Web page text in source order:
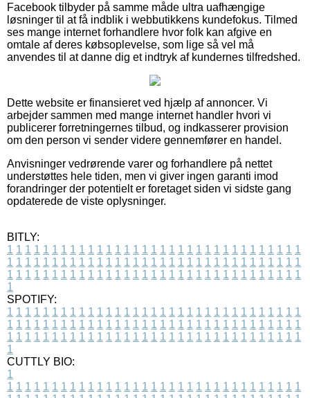
Facebook tilbyder på samme måde ultra uafhængige
løsninger til at få indblik i webbutikkens kundefokus. Tilmed
ses mange internet forhandlere hvor folk kan afgive en
omtale af deres købsoplevelse, som lige så vel må
anvendes til at danne dig et indtryk af kundernes tilfredshed.
Dette website er finansieret ved hjælp af annoncer. Vi
arbejder sammen med mange internet handler hvori vi
publicerer forretningernes tilbud, og indkasserer provision
om den person vi sender videre gennemfører en handel.
Anvisninger vedrørende varer og forhandlere på nettet
understøttes hele tiden, men vi giver ingen garanti imod
forandringer der potentielt er foretaget siden vi sidste gang
opdaterede de viste oplysninger.
BITLY:
1 1 1 1 1 1 1 1 1 1 1 1 1 1 1 1 1 1 1 1 1 1 1 1 1 1 1 1 1 1 1 1 1
1 1 1 1 1 1 1 1 1 1 1 1 1 1 1 1 1 1 1 1 1 1 1 1 1 1 1 1 1 1 1 1 1
1 1 1 1 1 1 1 1 1 1 1 1 1 1 1 1 1 1 1 1 1 1 1 1 1 1 1 1 1 1 1 1 1
1
SPOTIFY:
1 1 1 1 1 1 1 1 1 1 1 1 1 1 1 1 1 1 1 1 1 1 1 1 1 1 1 1 1 1 1 1 1
1 1 1 1 1 1 1 1 1 1 1 1 1 1 1 1 1 1 1 1 1 1 1 1 1 1 1 1 1 1 1 1 1
1 1 1 1 1 1 1 1 1 1 1 1 1 1 1 1 1 1 1 1 1 1 1 1 1 1 1 1 1 1 1 1 1
1
CUTTLY BIO:
1
1 1 1 1 1 1 1 1 1 1 1 1 1 1 1 1 1 1 1 1 1 1 1 1 1 1 1 1 1 1 1 1 1